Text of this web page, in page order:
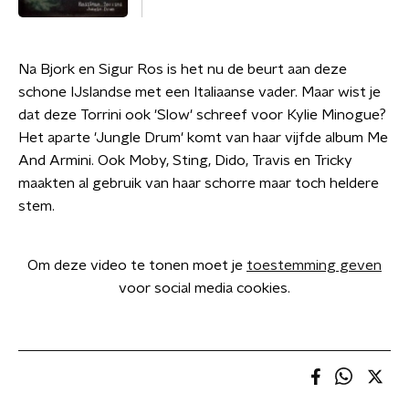
Na Bjork en Sigur Ros is het nu de beurt aan deze
schone IJslandse met een Italiaanse vader. Maar wist je
dat deze Torrini ook 'Slow' schreef voor Kylie Minogue?
Het aparte 'Jungle Drum' komt van haar vijfde album Me
And Armini. Ook Moby, Sting, Dido, Travis en Tricky
maakten al gebruik van haar schorre maar toch heldere
stem.
Om deze video te tonen moet je toestemming geven
voor social media cookies.